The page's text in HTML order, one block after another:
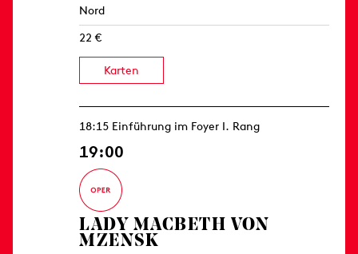
Nord
22 €
Karten
18:15 Einführung im Foyer I. Rang
19:00
LADY MACBETH VON
MZENSK